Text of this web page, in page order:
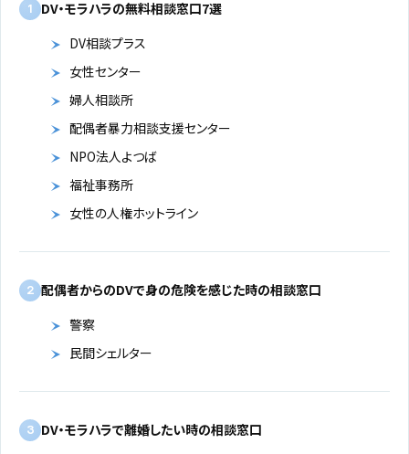
1 DV・モラハラの無料相談窓口7選
DV相談プラス
女性センター
婦人相談所
配偶者暴力相談支援センター
NPO法人よつば
福祉事務所
女性の人権ホットライン
2 配偶者からのDVで身の危険を感じた時の相談窓口
警察
民間シェルター
3 DV・モラハラで離婚したい時の相談窓口